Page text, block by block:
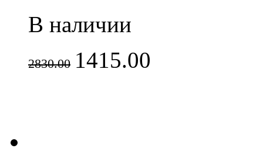
В наличии
2830.00 1415.00